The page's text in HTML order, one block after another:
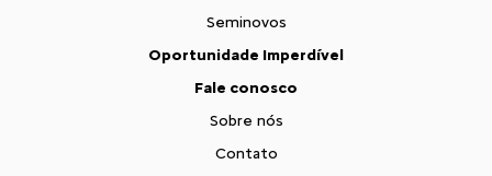
Seminovos
Oportunidade Imperdível
Fale conosco
Sobre nós
Contato